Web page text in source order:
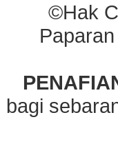
©Hak
bagi